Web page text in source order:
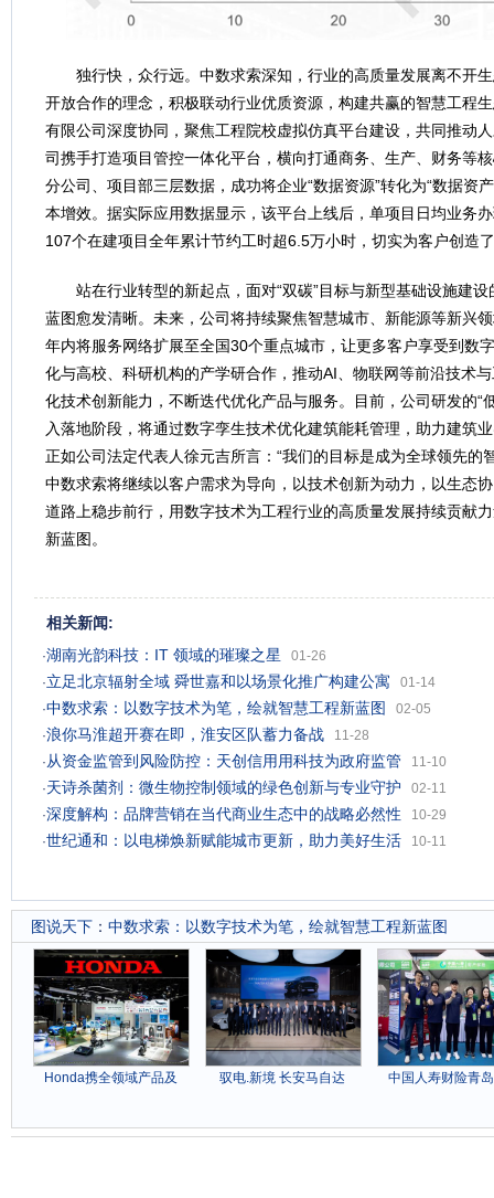
独行快，众行远。中数求索深知，行业的高质量发展离不开
开放合作的理念，积极联动行业优质资源，构建共赢的智慧工程
有限公司深度协同，聚焦工程院校虚拟仿真平台建设，共同推动
司携手打造项目管控一体化平台，横向打通商务、生产、财务等
分公司、项目部三层数据，成功将企业“数据资源”转化为“数据资
本增效。据实际应用数据显示，该平台上线后，单项目日均业务
107个在建项目全年累计节约工时超6.5万小时，切实为客户创造
站在行业转型的新起点，面对“双碳”目标与新型基础设施建
蓝图愈发清晰。未来，公司将持续聚焦智慧城市、新能源等新兴
年内将服务网络扩展至全国30个重点城市，让更多客户享受到数
化与高校、科研机构的产学研合作，推动AI、物联网等前沿技术
化技术创新能力，不断迭代优化产品与服务。目前，公司研发的“
入落地阶段，将通过数字孪生技术优化建筑能耗管理，助力建筑
正如公司法定代表人徐元吉所言：“我们的目标是成为全球领先的
中数求索将继续以客户需求为导向，以技术创新为动力，以生态
道路上稳步前行，用数字技术为工程行业的高质量发展持续贡献
新蓝图。
相关新闻:
·湖南光韵科技：IT 领域的璀璨之星
01-26
·立足北京辐射全域 舜世嘉和以场景化推广构建公寓
01-14
·中数求索：以数字技术为笔，绘就智慧工程新蓝图
02-05
·浪你马淮超开赛在即，淮安区队蓄力备战
11-28
· 从资金监管到风险防控：天创信用用科技为政府监管
11-10
·天诗杀菌剂：微生物控制领域的绿色创新与专业守护
02-11
·深度解构：品牌营销在当代商业生态中的战略必然性
10-29
·世纪通和：以电梯焕新赋能城市更新，助力美好生活 10-11
图说天下 ： 中数求索：以数字技术为笔，绘就智慧工程新蓝图
Honda携全领域产品及 驭电.新境 长安马自达 中国人寿财险青